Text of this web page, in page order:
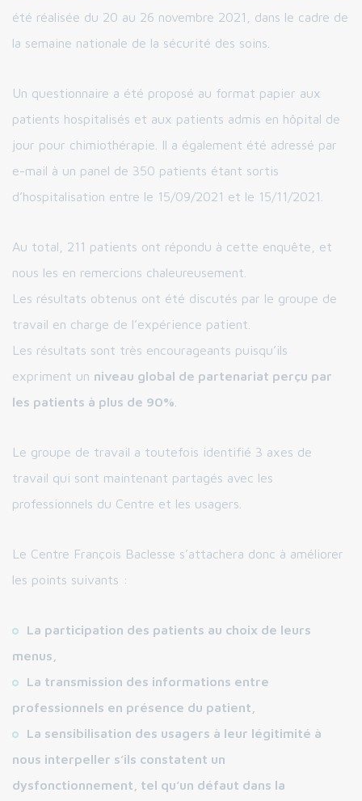
été réalisée du 20 au 26 novembre 2021, dans le cadre de
la semaine nationale de la sécurité des soins.
Un questionnaire a été proposé au format papier aux
patients hospitalisés et aux patients admis en hôpital de
jour pour chimiothérapie. Il a également été adressé par
e-mail à un panel de 350 patients étant sortis
d’hospitalisation entre le 15/09/2021 et le 15/11/2021.
Au total, 211 patients ont répondu à cette enquête, et
nous les en remercions chaleureusement.
Les résultats obtenus ont été discutés par le groupe de
travail en charge de l’expérience patient.
Les résultats sont très encourageants puisqu’ils
expriment un niveau global de partenariat perçu par
les patients à plus de 90%
Le groupe de travail a toutefois identifié 3 axes de
travail qui sont maintenant partagés avec les
professionnels du Centre et les usagers.
Le Centre François Baclesse s’attachera donc à améliorer
les points suivants :
La participation des patients au choix de leurs
menus,
La transmission des informations entre
professionnels en présence du patient,
La sensibilisation des usagers à leur légitimité à
nous interpeller s’ils constatent un
dysfonctionnement, tel qu’un défaut dans la